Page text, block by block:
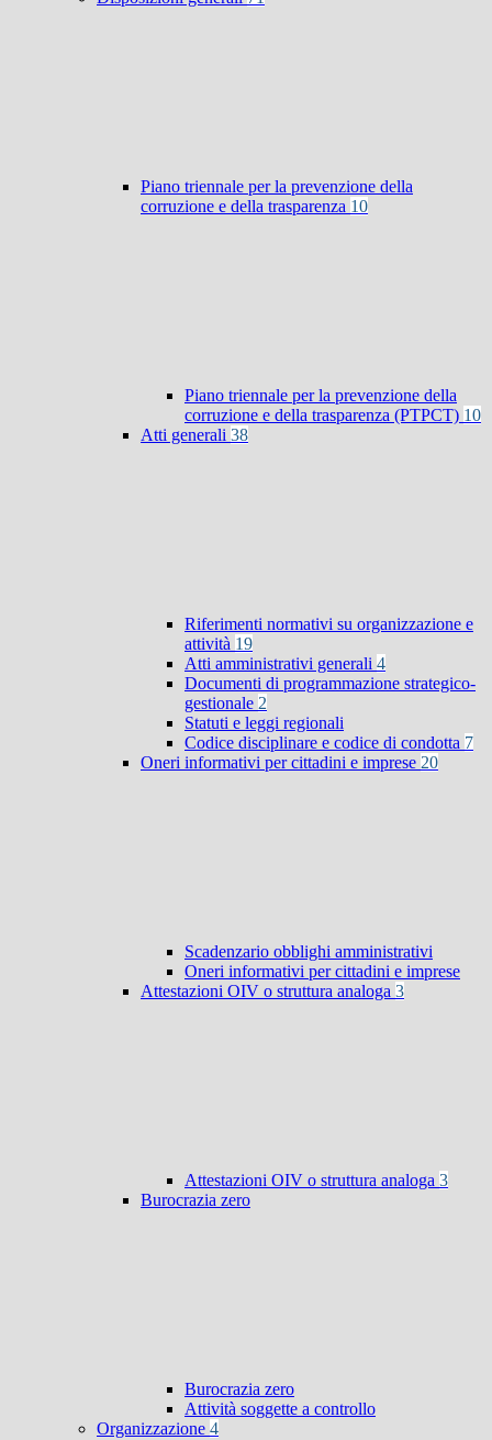
Piano triennale per la prevenzione della
corruzione e della trasparenza 10
Piano triennale per la prevenzione della
corruzione e della trasparenza (PTPCT) 10
Atti generali 38
Riferimenti normativi su organizzazione e
attività 19
Atti amministrativi generali 4
Documenti di programmazione strategico-
gestionale 2
Statuti e leggi regionali
Codice disciplinare e codice di condotta 7
Oneri informativi per cittadini e imprese 20
Scadenzario obblighi amministrativi
Oneri informativi per cittadini e imprese
Attestazioni OIV o struttura analoga 3
Attestazioni OIV o struttura analoga 3
Burocrazia zero
Burocrazia zero
Attività soggette a controllo
Organizzazione 4